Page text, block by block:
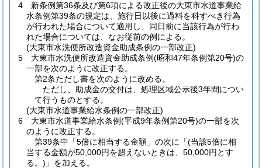
4
新条例第36条及び第6項による改正後の大東市水道事業給
水条例第39条の規定は、施行日以後に過料を科すべき行為
が行われた場合について適用し、同日前に当該行為が行わ
れた場合については、なお従前の例による。
(大東市水洗便所改造資金助成条例の一部改正)
5
大東市水洗便所改造資金助成条例(昭和47年条例第20号)の
一部を次のように改正する。
第2条ただし書を次のように改める。
ただし、助成金の交付は、処理区域公示後3年間につい
て行うものとする。
(大東市水道事業給水条例の一部改正)
6
大東市水道事業給水条例(平成9年条例第20号)の一部を次
のように改正する。
第39条中「5倍に相当する金額」の次に「(当該5倍に相
当する金額が50,000円を超えないときは、50,000円とす
る。) 」を加える。